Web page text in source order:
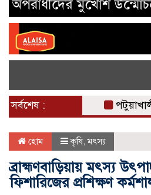
সর্বশেষ :
হোম কৃষি,মৎস্য
ব্রাহ্মণবাড়িয়ায় মৎস্য
ফিশারিজের প্রশিক্ষণ